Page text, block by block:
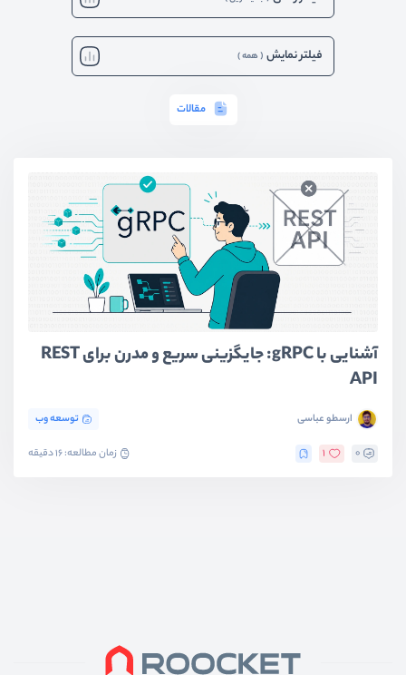
مقالات
فیلتر نمایش (همه)
آشنایی با gRPC: جایگزینی سریع و مدرن برای REST
API
ارسطو عباسی توسعه وب
0
1 زمان مطالعه: 16 دقیقه